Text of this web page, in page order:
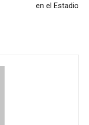
en el Estadio